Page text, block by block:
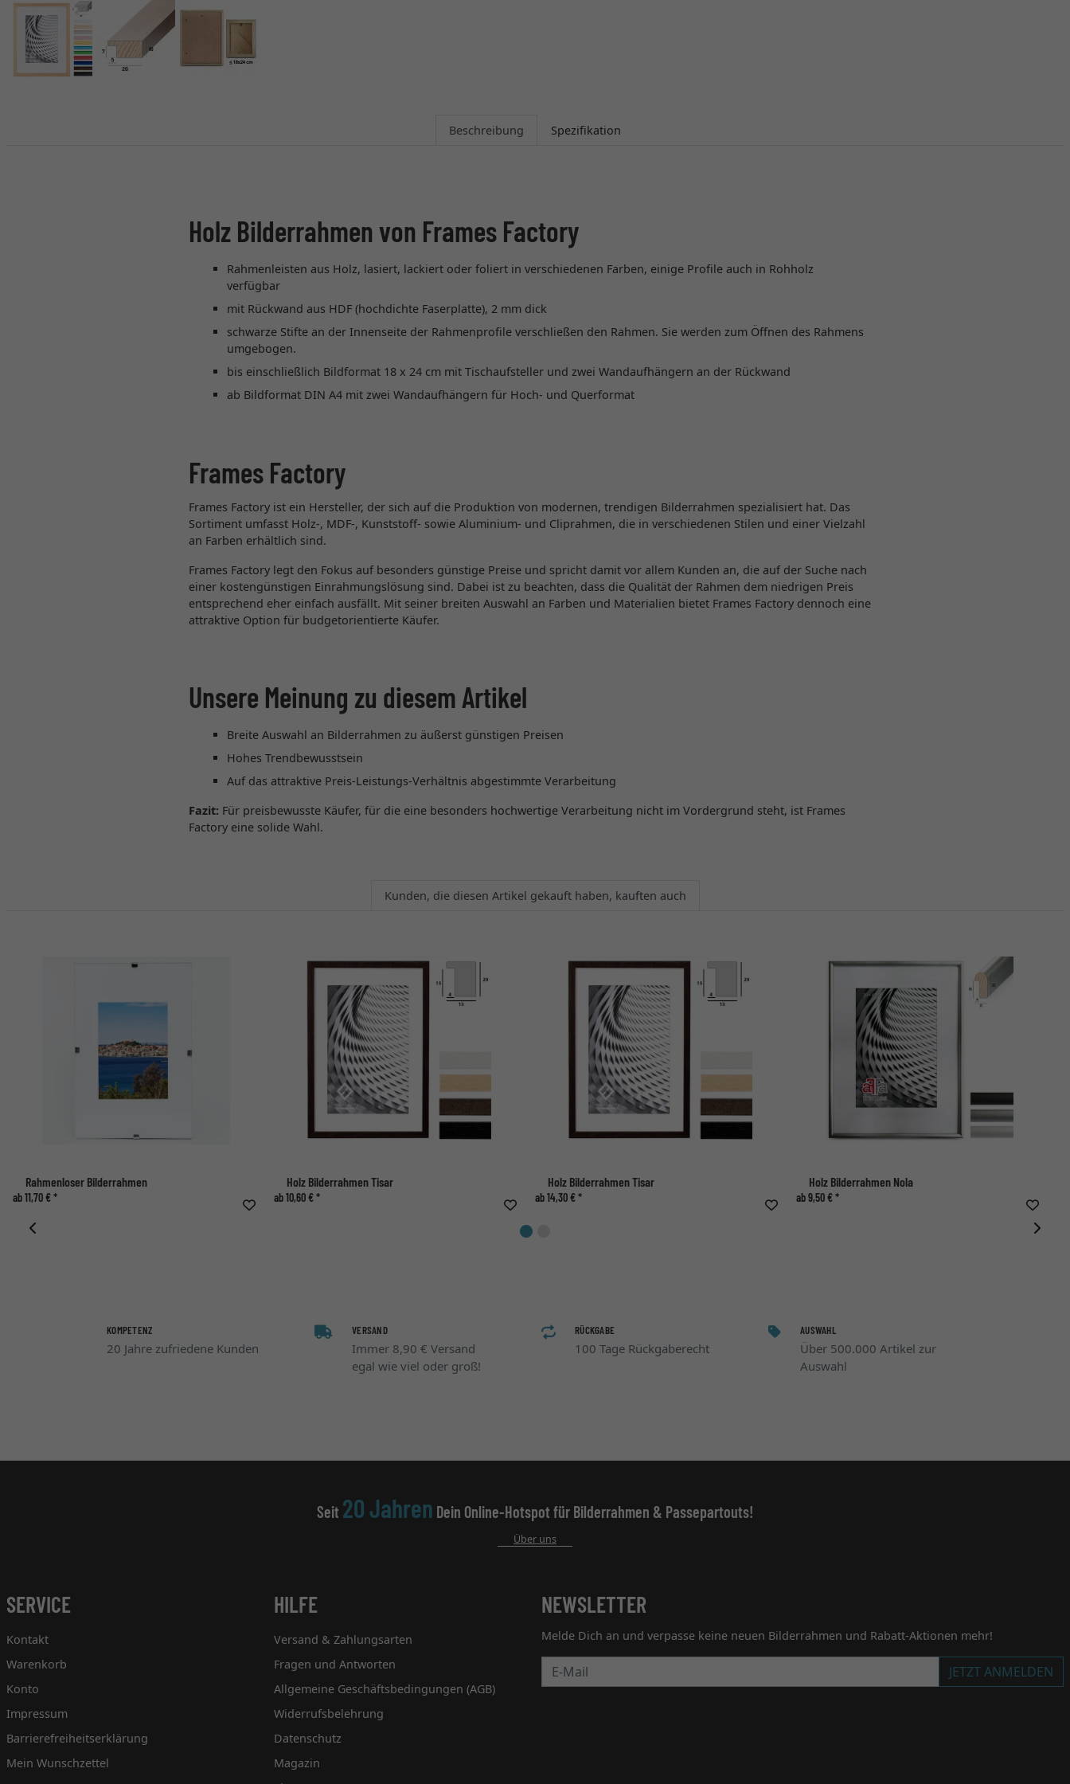
Beschreibung Spezifikation
Holz Bilderrahmen von Frames Factory
Rahmenleisten aus Holz, lasiert, lackiert oder foliert in verschiedenen Farben, einige Profile auch in Rohholz
verfügbar
mit Rückwand aus HDF (hochdichte Faserplatte), 2 mm dick
schwarze Stifte an der Innenseite der Rahmenprofile verschließen den Rahmen. Sie werden zum Öffnen des Rahmens
umgebogen.
bis einschließlich Bildformat 18 x 24 cm mit Tischaufsteller und zwei Wandaufhängern an der Rückwand
ab Bildformat DIN A4 mit zwei Wandaufhängern für Hoch- und Querformat
Frames Factory
Frames Factory ist ein Hersteller, der sich auf die Produktion von modernen, trendigen Bilderrahmen spezialisiert hat. Das
Sortiment umfasst Holz-, MDF-, Kunststoff- sowie Aluminium- und Cliprahmen, die in verschiedenen Stilen und einer Vielzahl
an Farben erhältlich sind.
Frames Factory legt den Fokus auf besonders günstige Preise und spricht damit vor allem Kunden an, die auf der Suche nach
einer kostengünstigen Einrahmungslösung sind. Dabei ist zu beachten, dass die Qualität der Rahmen dem niedrigen Preis
entsprechend eher einfach ausfällt. Mit seiner breiten Auswahl an Farben und Materialien bietet Frames Factory dennoch eine
attraktive Option für budgetorientierte Käufer.
Unsere Meinung zu diesem Artikel
Breite Auswahl an Bilderrahmen zu äußerst günstigen Preisen
Hohes Trendbewusstsein
Auf das attraktive Preis-Leistungs-Verhältnis abgestimmte Verarbeitung
Fazit: Für preisbewusste Käufer, für die eine besonders hochwertige Verarbeitung nicht im Vordergrund steht, ist Frames
Factory eine solide Wahl.
Kunden, die diesen Artikel gekauft haben, kauften auch
Rahmenloser Bilderrahmen
ab 11,70 € *
Holz Bilderrahmen Tisar
ab 10,60 € *
Holz Bilderrahmen Tisar
ab 14,30 € *
Holz Bilderrahmen Nola
ab 9,50 € *
KOMPETENZ
20 Jahre zufriedene Kunden
VERSAND
Immer 8,90 € Versand
egal wie viel oder groß!
RÜCKGABE
100 Tage Rückgaberecht
AUSWAHL
Über 500.000 Artikel zur
Auswahl
Seit 20 Jahren Dein Online-Hotspot für Bilderrahmen & Passepartouts!
Über uns
SERVICE
Kontakt
Warenkorb
Konto
Impressum
Barrierefreiheitserklärung
Mein Wunschzettel
HILFE
Versand & Zahlungsarten
Fragen und Antworten
Allgemeine Geschäftsbedingungen (AGB)
Widerrufsbelehrung
Datenschutz
Magazin
NEWSLETTER
Melde Dich an und verpasse keine neuen Bilderrahmen und Rabatt-Aktionen mehr!
Newsletter
JETZT ANMELDEN